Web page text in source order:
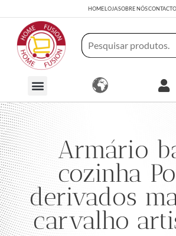
HOMELOJASOBRE NÓSCONTACTO
Armário
cozinha
derivados
carvalho